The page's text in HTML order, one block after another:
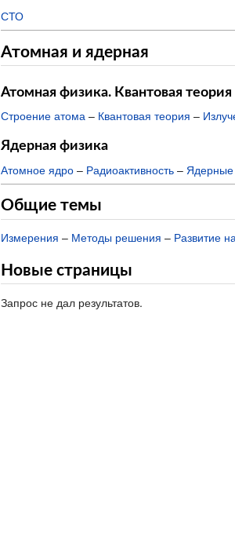
СТО
Атомная и ядерная
Атомная физика. Квантовая теория
Строение атома – Квантовая теория –
Ядерная физика
Атомное ядро – Радиоактивность – Ядерные
Общие темы
Измерения – Методы решения – Развитие
Новые страницы
Запрос не дал результатов.